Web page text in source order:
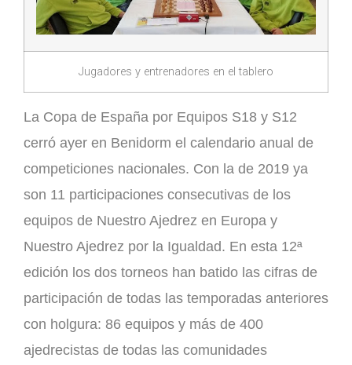
Jugadores y entrenadores en el tablero
La Copa de España por Equipos S18 y S12
cerró ayer en Benidorm el calendario anual de
competiciones nacionales. Con la de 2019 ya
son 11 participaciones consecutivas de los
equipos de Nuestro Ajedrez en Europa y
Nuestro Ajedrez por la Igualdad. En esta 12ª
edición los dos torneos han batido las cifras de
participación de todas las temporadas anteriores
con holgura: 86 equipos y más de 400
ajedrecistas de todas las comunidades